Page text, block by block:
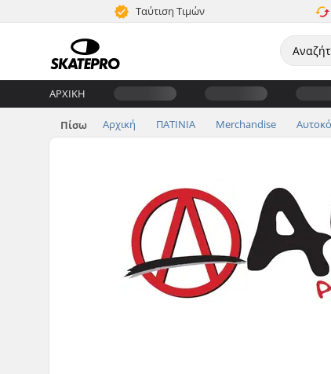
Ταύτιση Τιμών
ΑΡΧΙΚΉ
Πίσω Αρχική ΠΑΤΙΝΙΑ Merchandise